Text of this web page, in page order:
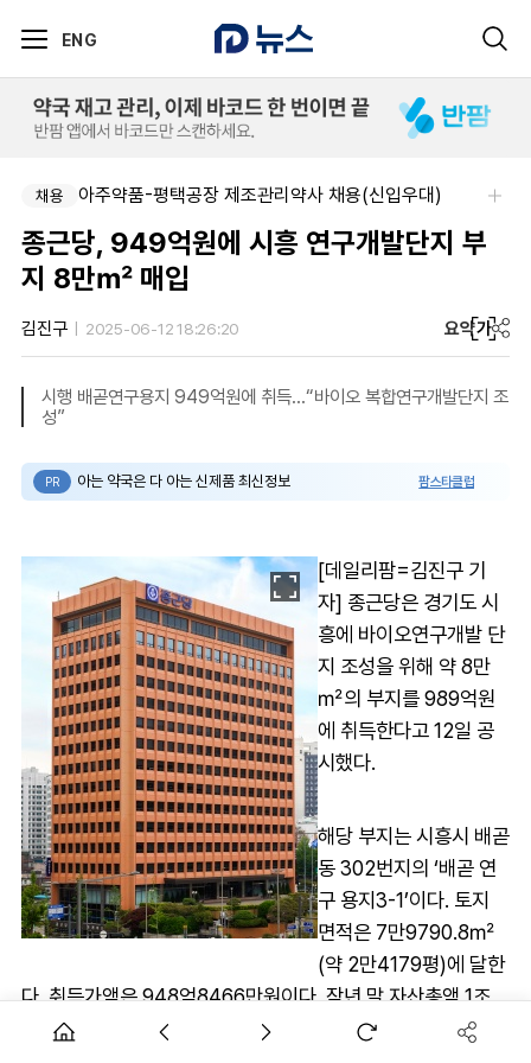
ENG
채용 아주약품-평택공장 제조관리약사 채용(신입우대)
종근당, 949억원에 시흥 연구개발단지 부
지 8만㎡ 매입
김진구 2025-06-12 18:26:20 요약가
시행 배곧연구용지 949억원에 취득…“바이오 복합연구개발단지 조
성”
PR 아는 약국은 다 아는 신제품 최신정보 팜스타클럽
[데일리팜=김진구 기
자] 종근당은 경기도 시
흥에 바이오연구개발 단
지 조성을 위해 약 8만
㎡의 부지를 989억원
에 취득한다고 12일 공
시했다.
해당 부지는 시흥시 배곧
동 302번지의 ‘배곧 연
구 용지3-1’이다. 토지
면적은 7만9790.8㎡
(약 2만4179평)에 달한
다. 취득가액은 948억8466만원이다. 작년 말 자산총액 1조
4588억원의 6.5% 수준이다.